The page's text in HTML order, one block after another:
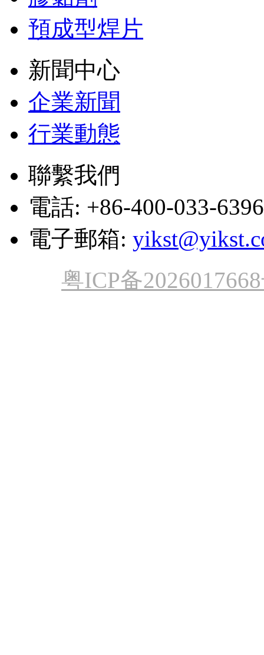
預成型焊片
新聞中心
企業新聞
行業動態
聯繫我們
電話: +86-400-033-6396
電子郵箱:
粤ICP备